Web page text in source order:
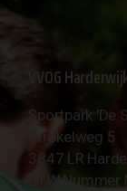
VVOG
Sportpark 'De
Strokelweg 5
3847 LR
BTW